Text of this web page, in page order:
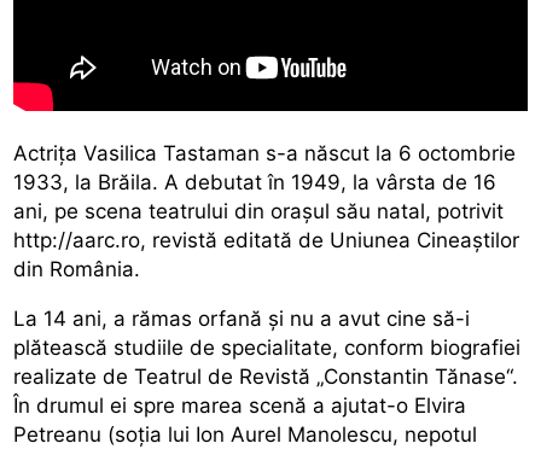
Actriţa Vasilica Tastaman s-a născut la 6 octombrie
1933, la Brăila. A debutat în 1949, la vârsta de 16
ani, pe scena teatrului din oraşul său natal, potrivit
http://aarc.ro, revistă editată de Uniunea Cineaştilor
din România.
La 14 ani, a rămas orfană şi nu a avut cine să-i
plătească studiile de specialitate, conform biografiei
realizate de Teatrul de Revistă „Constantin Tănase“.
În drumul ei spre marea scenă a ajutat-o Elvira
Petreanu (soţia lui Ion Aurel Manolescu, nepotul